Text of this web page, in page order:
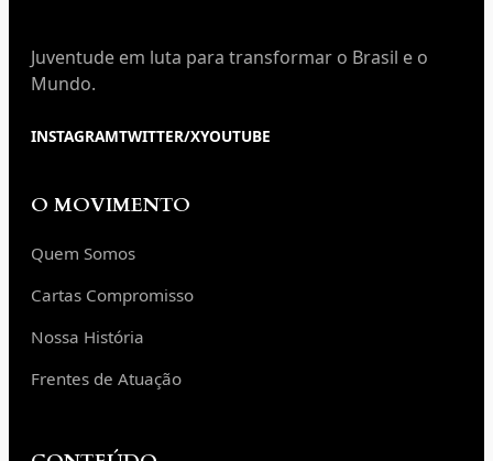
Juventude em luta para transformar o Brasil e o
Mundo.
INSTAGRAMTWITTER/XYOUTUBE
O MOVIMENTO
Quem Somos
Cartas Compromisso
Nossa História
Frentes de Atuação